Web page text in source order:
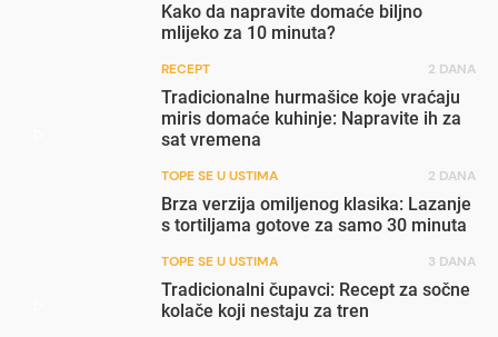
Kako da napravite domaće biljno
mlijeko za 10 minuta?
RECEPT 2 DANA
Tradicionalne hurmašice koje vraćaju
miris domaće kuhinje: Napravite ih za
sat vremena
TOPE SE U USTIMA 2 DANA
Brza verzija omiljenog klasika: Lazanje
s tortiljama gotove za samo 30 minuta
TOPE SE U USTIMA 3 DANA
Tradicionalni čupavci: Recept za sočne
kolače koji nestaju za tren